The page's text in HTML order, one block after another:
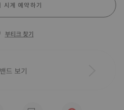
시계 예약하기
부티크 찾기
드 보기